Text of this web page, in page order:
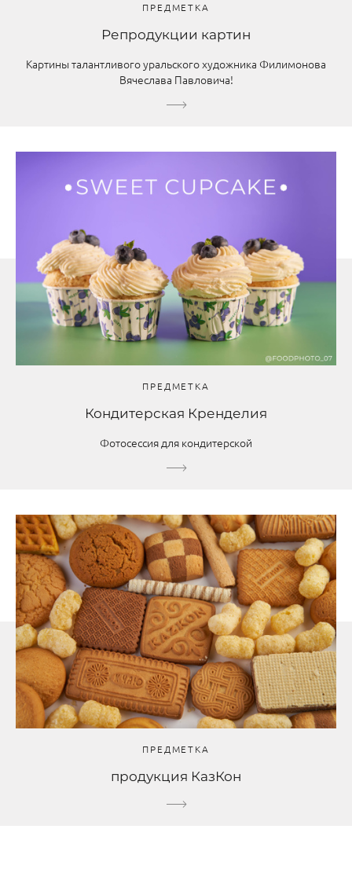
ПРЕДМЕТКА
Репродукции картин
Картины талантливого уральского художника Филимонова
Вячеслава Павловича!
ПРЕДМЕТКА
Кондитерская Кренделия
Фотосессия для кондитерской
ПРЕДМЕТКА
продукция КазКон